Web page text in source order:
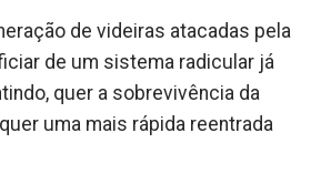
de videiras atacadas pela
de um sistema radicular já
quer a sobrevivência da
uma mais rápida reentrada